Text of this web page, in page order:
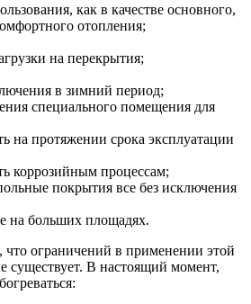
как в качестве основного,
отопления;
на перекрытия;
в зимний период;
специального помещения для
на протяжении срока эксплуатации
коррозийным процессам;
покрытия все без исключения
на больших площадях.
ограничений в применении этой
существует. В настоящий момент,